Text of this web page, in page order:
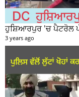
3 years ago